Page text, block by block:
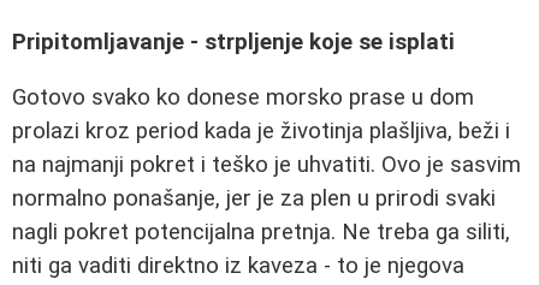
Pripitomljavanje - strpljenje koje se isplati
Gotovo svako ko donese morsko prase u dom
prolazi kroz period kada je životinja plašljiva, beži i
na najmanji pokret i teško je uhvatiti. Ovo je sasvim
normalno ponašanje, jer je za plen u prirodi svaki
nagli pokret potencijalna pretnja. Ne treba ga siliti,
niti ga vaditi direktno iz kaveza - to je njegova